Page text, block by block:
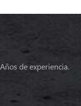
de experiencia.